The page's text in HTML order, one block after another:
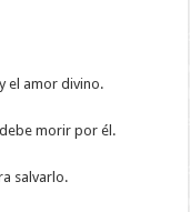
el amor divino.
morir por él.
salvarlo.